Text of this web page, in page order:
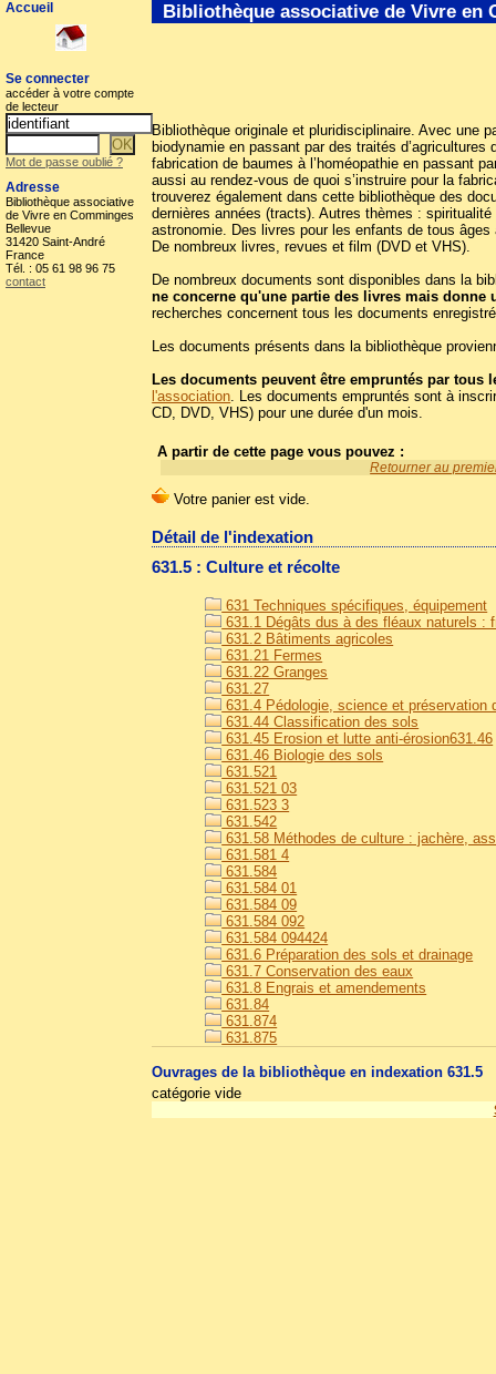
Bibliothèque originale et pluridisciplinaire. Avec une
biodynamie en passant par des traités
fabrication de baumes à l’homéopathie en passant
aussi au rendez-vous de quoi s’instruire pour la
trouverez également dans cette bibliothèque des
dernières années (tracts). Autres thèmes :
astronomie. Des livres pour les enfants de tous
De nombreux livres, revues et film (DVD et VHS).
De nombreux documents sont disponibles dans la
ne concerne qu'une partie des livres mais donne
recherches concernent tous les documents
Les documents présents dans la bibliothèque
Les documents peuvent être empruntés par
l'association. Les documents empruntés sont à
CD, DVD, VHS) pour une durée d'un mois.
A partir de cette page vous pouvez :
Retourner au
Détail de l'indexation
631.5 : Culture et récolte
631 Techniques spécifiques, équipement
631.1 Dégâts dus à des fléaux naturels :
631.2 Bâtiments agricoles
631.21 Fermes
631.22 Granges
631.27
631.4 Pédologie, science et
631.44 Classification des sols
631.45 Erosion et lutte anti-érosion631.46
631.46 Biologie des sols
631.521
631.521 03
631.523 3
631.542
631.58 Méthodes de culture : jachère,
631.581 4
631.584
631.584 01
631.584 09
631.584 092
631.584 094424
631.6 Préparation des sols et drainage
631.7 Conservation des eaux
631.8 Engrais et amendements
631.84
631.874
631.875
Ouvrages de la bibliothèque en indexation 631.5
catégorie vide
Bibliothèque associative de Vivre en
Accueil
Se connecter
accéder à votre compte
de lecteur
Mot de passe oublié ?
Adresse
Bibliothèque associative
de Vivre en Comminges
Bellevue
31420 Saint-André
France
Tél. : 05 61 98 96 75
contact